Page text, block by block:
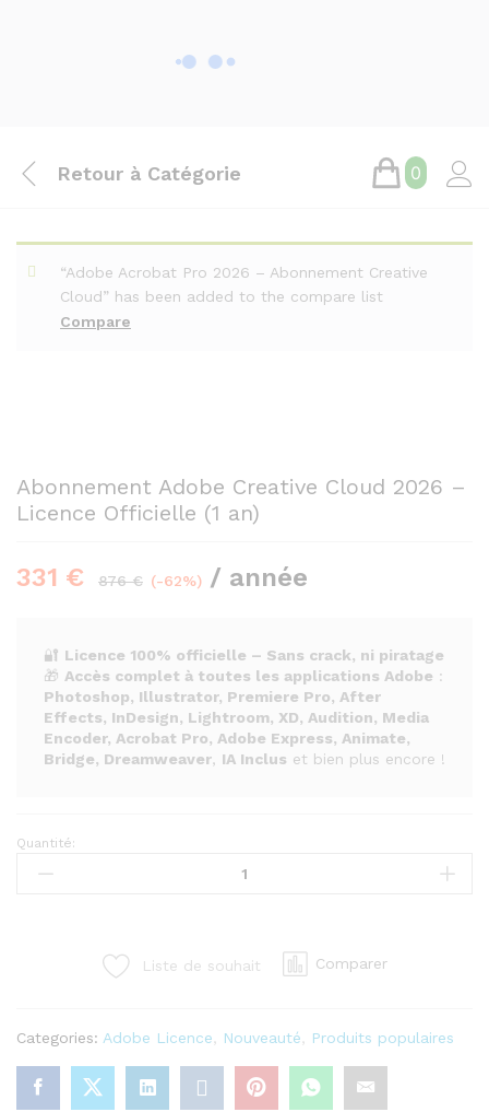
Retour à Catégorie 0
Compare
“Adobe Acrobat Pro 2026 – Abonnement Creative
Cloud” has been added to the compare list
Abonnement Adobe Creative Cloud 2026 –
Licence Officielle (1 an)
331 € 876€ (-62%) / année
🔐 Licence 100% officielle – Sans crack, ni piratage
🎁 Accès complet à toutes les applications Adobe :
Photoshop, Illustrator, Premiere Pro, After
Effects, InDesign, Lightroom, XD, Audition, Media
Encoder, Acrobat Pro, Adobe Express, Animate,
Bridge, Dreamweaver, IA Inclus et bien plus encore !
Abonnement
Adobe
(1
an)
quantity
Quantité:
Liste de souhait Comparer
Categories: Adobe Licence Nouveauté Produits populaires